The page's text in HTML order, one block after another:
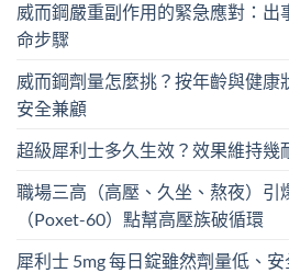
威而鋼嚴重副作用的緊急應對：出
命步驟
威而鋼劑量怎麼挑？按年齡與健康
安全兼顧
超級犀利士多久生效？效果維持幾
職場三高（高壓、久坐、熬夜）引
（Poxet-60）點幫高壓族破循環
犀利士 5mg 每日錠雖然劑量低、